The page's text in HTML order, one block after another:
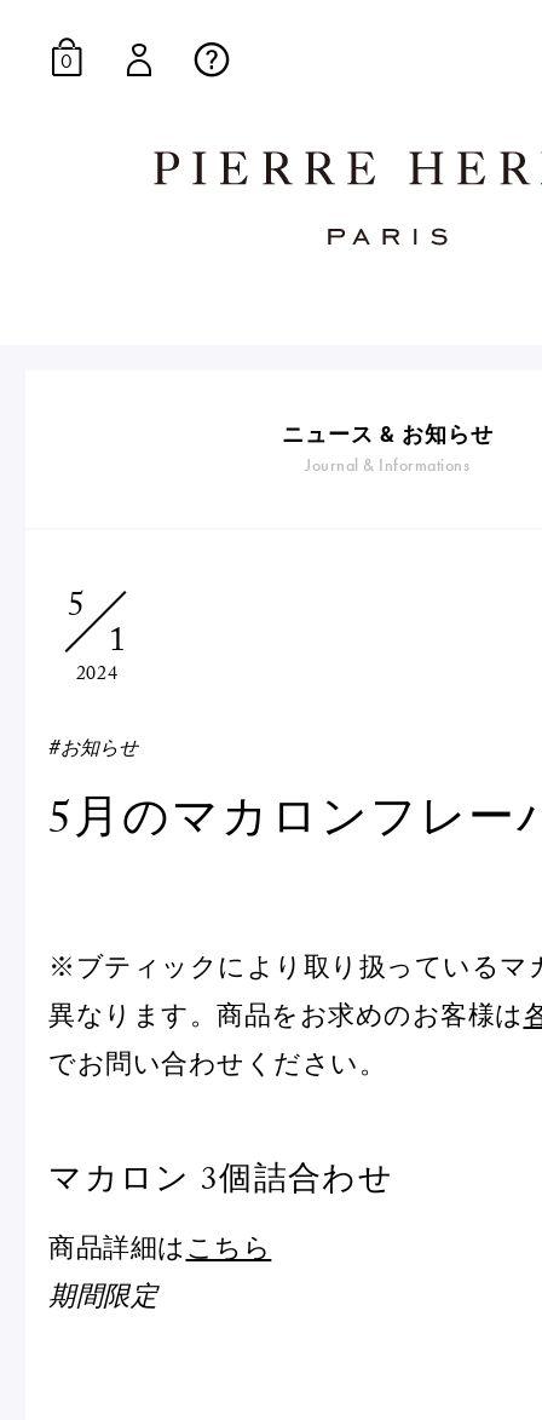
焼き菓子
紅茶
Thés
贈
Glaces
0
ニュース & お知らせ
Journal & Informations
5
1
2024
#お知らせ
5月のマカロンフレー
※ブティックにより取り扱っているマ
異なります。商品をお求めのお客様は
でお問い合わせください。
マカロン 3個詰合わせ
商品詳細は こちら
期間限定